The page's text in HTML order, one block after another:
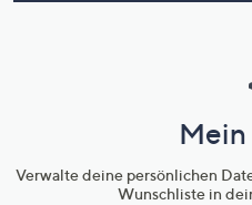
Verwalte deine persönlichen
Wunschliste in